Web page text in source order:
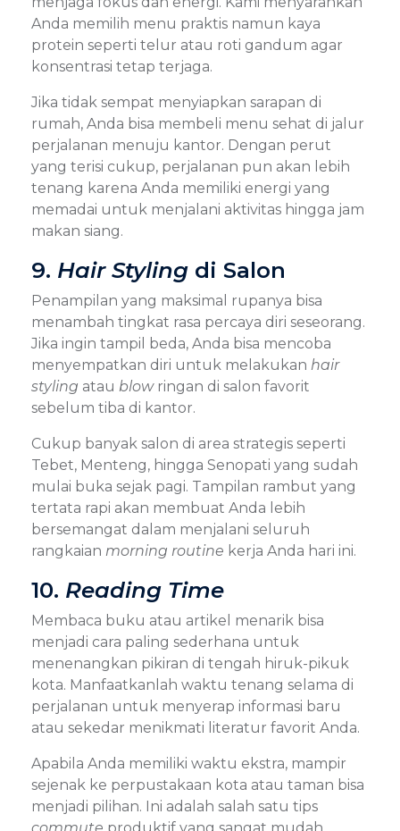
Anda memilih menu praktis namun kaya
protein seperti telur atau roti gandum agar
konsentrasi tetap terjaga.
Jika tidak sempat menyiapkan sarapan di
rumah, Anda bisa membeli menu sehat di jalur
perjalanan menuju kantor. Dengan perut
yang terisi cukup, perjalanan pun akan lebih
tenang karena Anda memiliki energi yang
memadai untuk menjalani aktivitas hingga jam
makan siang.
9. Hair Styling di Salon
Penampilan yang maksimal rupanya bisa
menambah tingkat rasa percaya diri seseorang.
Jika ingin tampil beda, Anda bisa mencoba
menyempatkan diri untuk melakukan hair
styling atau blow ringan di salon favorit
sebelum tiba di kantor.
Cukup banyak salon di area strategis seperti
Tebet, Menteng, hingga Senopati yang sudah
mulai buka sejak pagi. Tampilan rambut yang
tertata rapi akan membuat Anda lebih
bersemangat dalam menjalani seluruh
rangkaian morning routine kerja Anda hari ini.
10. Reading Time
Membaca buku atau artikel menarik bisa
menjadi cara paling sederhana untuk
menenangkan pikiran di tengah hiruk-pikuk
kota. Manfaatkanlah waktu tenang selama di
perjalanan untuk menyerap informasi baru
atau sekedar menikmati literatur favorit Anda.
Apabila Anda memiliki waktu ekstra, mampir
sejenak ke perpustakaan kota atau taman bisa
menjadi pilihan. Ini adalah salah satu tips